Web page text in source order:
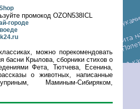
промокод OZON538ICL
городе
можно порекомендовать
басни Крылова, сборники стихов о
Фета, Тютчева, Есенина,
о животных, написанные
Маминым-Сибиряком,